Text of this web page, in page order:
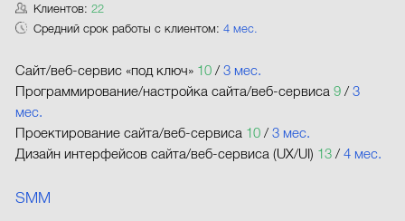
Клиентов:22
Средний срок работы с клиентом:4 мес.
Сайт/веб-сервис «под ключ» 10 /3 мес.
Программирование/настройка сайта/веб-сервиса 9 /3
мес.
Проектирование сайта/веб-сервиса 10 /3 мес.
Дизайн интерфейсов сайта/веб-сервиса (UX/UI) 13 /4 мес.
SMM